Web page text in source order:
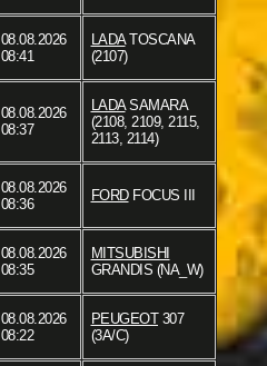
08.08.2026
08:41
LADATOSCANA
(2107)
08.08.2026
08:37
LADASAMARA
(2108, 2109, 2115,
2113, 2114)
08.08.2026
08:36
FORDFOCUS III
08.08.2026
08:35
MITSUBISHI
GRANDIS (NA_W)
08.08.2026
08:22
PEUGEOT307
(3A/C)